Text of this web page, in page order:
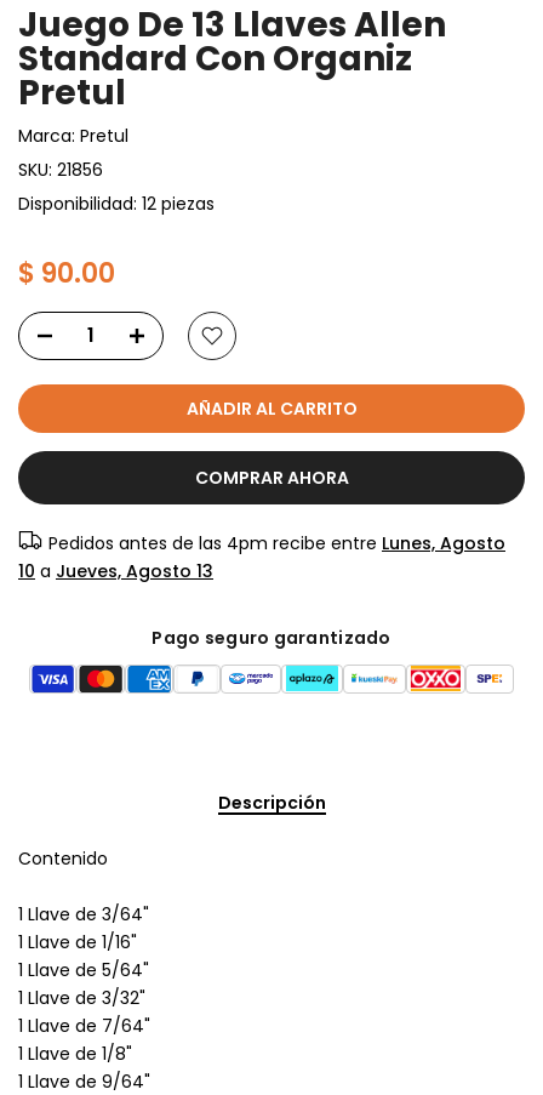
Juego De 13 Llaves Allen
Standard Con Organiz
Pretul
Marca: Pretul
SKU: 21856
Disponibilidad: 12 piezas
$ 90.00
AÑADIR AL CARRITO
COMPRAR AHORA
Pedidos antes de las 4pm recibe entre Lunes, Agosto
10 a Jueves, Agosto 13
Pago seguro garantizado
Descripción
Contenido
1 Llave de 3/64"
1 Llave de 1/16"
1 Llave de 5/64"
1 Llave de 3/32"
1 Llave de 7/64"
1 Llave de 1/8"
1 Llave de 9/64"